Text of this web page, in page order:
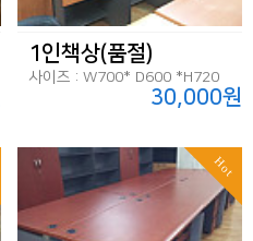
1인책상(품절)
사이즈 : W700* D600 *H720
30,000원
Hot